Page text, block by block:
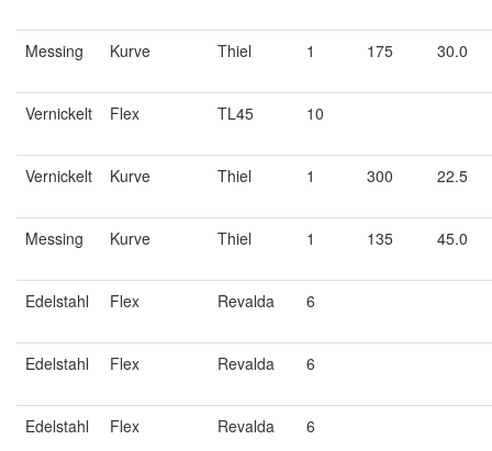
Messing Kurve Thiel 1 175 30.0
Vernickelt Flex TL45 10
Vernickelt Kurve Thiel 1 300 22.5
Messing Kurve Thiel 1 135 45.0
Edelstahl Flex Revalda 6
Edelstahl Flex Revalda 6
Edelstahl Flex Revalda 6